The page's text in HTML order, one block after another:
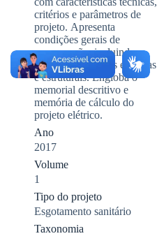
critérios e parâmetros de
projeto. Apresenta
condições gerais de
conservação, incluindo
ações de melhorias externas
e estruturais. Engloba o
memorial descritivo e
memória de cálculo do
projeto elétrico.
Ano
2017
Volume
1
Tipo do projeto
Esgotamento sanitário
Taxonomia